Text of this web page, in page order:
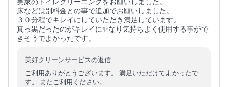
実家のトイレクリーニングをお願いしました。
床などは別料金との事で追加でお願いしました。
３０分程でキレイにしていただき満足しています。
真っ黒だったのがキレイに✨なり気持ちよく使用する事がで
きそうでよかったです。
美好クリーンサービスの返信
ご利用ありがとうございます。 満足いただけてよかったで
す。 またご利用ください。